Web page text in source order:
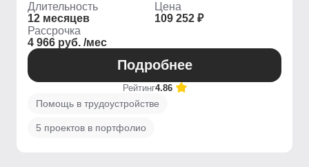
Длительность
12 месяцев
Цена
109 252 ₽
Рассрочка
4 966 руб. /мес
Подробнее
Рейтинг4.86
Помощь в трудоустройстве
5 проектов в портфолио